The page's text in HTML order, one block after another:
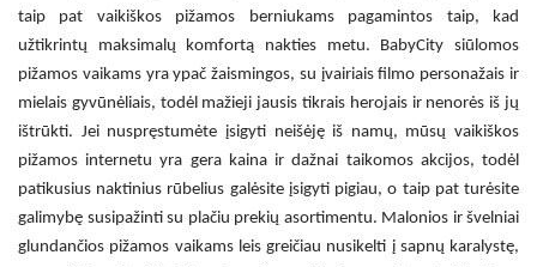
taip pat vaikiškos pižamos berniukamspagamintos taip, kad
užtikrintų maksimalų komfortą nakties metu. BabyCity siūlomos
pižamos vaikamsyra ypač žaismingos, su įvairiais filmo personažais ir
mielais gyvūnėliais, todėl mažieji jausis tikrais herojais ir nenorės iš jų
ištrūkti. Jei nuspręstumėte įsigyti neišėję iš namų, mūsų vaikiškos
pižamos internetu yra gera kaina ir dažnai taikomos akcijos, todėl
patikusius naktinius rūbelius galėsite įsigyti pigiau, o taip pat turėsite
galimybę susipažinti su plačiu prekių asortimentu. Malonios ir švelniai
glundančios pižamos vaikamsleis greičiau nusikelti į sapnų karalystę,